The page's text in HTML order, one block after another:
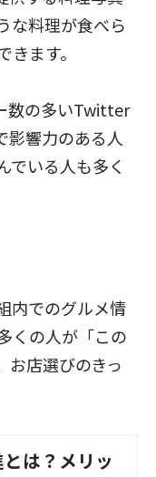
な料理が食べら
ます。
数の多いTwitter
影響力のある人
でいる人も多く
内でのグルメ情
くの人が「この
お店選びのきっ
は？メリッ